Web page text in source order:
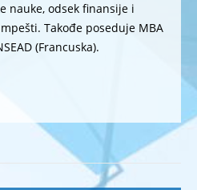
nauke, odsek finansije i
Takođe poseduje MBA
(Francuska).